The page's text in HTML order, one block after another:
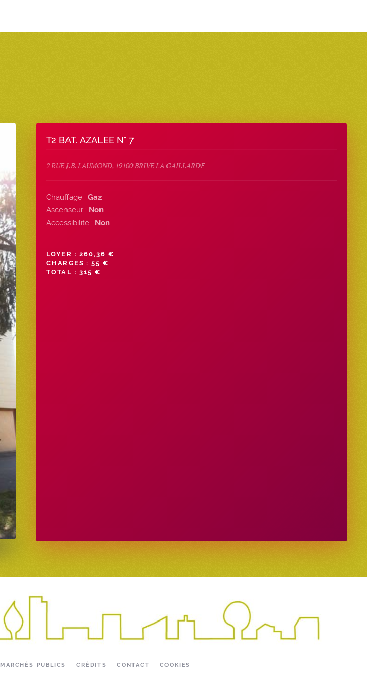
T2 BAT. AZALEE N° 7
2 RUE J.B. LAUMOND, 19100 BRIVE LA GAILLARDE
Chauffage : Gaz
Ascenseur : Non
Accessibilité : Non
LOYER : 260,36 €
CHARGES : 55 €
TOTAL : 315 €
MARCHÉS PUBLICS CRÉDITS CONTACT COOKIES